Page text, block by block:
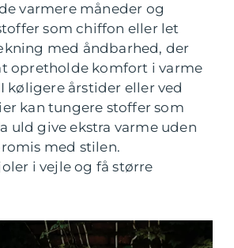
varmere måneder og
som chiffon eller let
med åndbarhed, der
opretholde komfort i varme
køligere årstider eller ved
kan tungere stoffer som
uld give ekstra varme uden
med stilen.
i vejle og få større